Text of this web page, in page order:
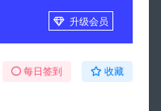
升级会员
每日签到 收藏